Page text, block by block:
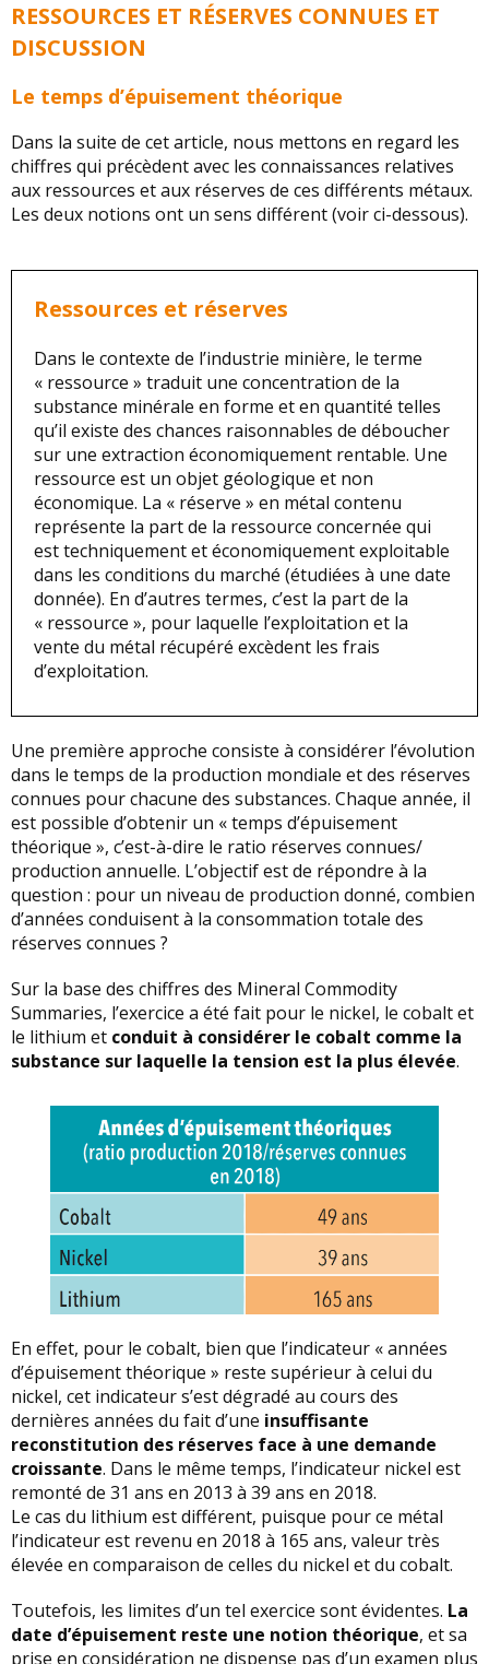
RESSOURCES ET RÉSERVES CONNUES ET
DISCUSSION
Le temps d’épuisement théorique
Dans la suite de cet article, nous mettons en regard les
chiffres qui précèdent avec les connaissances relatives
aux ressources et aux réserves de ces différents métaux.
Les deux notions ont un sens différent (voir ci-dessous).
Ressources et réserves
Dans le contexte de l’industrie minière, le terme
« ressource » traduit une concentration de la
substance minérale en forme et en quantité telles
qu’il existe des chances raisonnables de déboucher
sur une extraction économiquement rentable. Une
ressource est un objet géologique et non
économique. La « réserve » en métal contenu
représente la part de la ressource concernée qui
est techniquement et économiquement exploitable
dans les conditions du marché (étudiées à une date
donnée). En d’autres termes, c’est la part de la
« ressource », pour laquelle l’exploitation et la
vente du métal récupéré excèdent les frais
d’exploitation.
Une première approche consiste à considérer l’évolution
dans le temps de la production mondiale et des réserves
connues pour chacune des substances. Chaque année, il
est possible d’obtenir un « temps d’épuisement
théorique », c’est-à-dire le ratio réserves connues/
production annuelle. L’objectif est de répondre à la
question : pour un niveau de production donné, combien
d’années conduisent à la consommation totale des
réserves connues ?
Sur la base des chiffres des Mineral Commodity
Summaries, l’exercice a été fait pour le nickel, le cobalt et
le lithium et conduit à considérer le cobalt comme la
substance sur laquelle la tension est la plus élevée.
En effet, pour le cobalt, bien que l’indicateur « années
d’épuisement théorique » reste supérieur à celui du
nickel, cet indicateur s’est dégradé au cours des
dernières années du fait d’une insuffisante
reconstitution des réserves face à une demande
croissante. Dans le même temps, l’indicateur nickel est
remonté de 31 ans en 2013 à 39 ans en 2018.
Le cas du lithium est différent, puisque pour ce métal
l’indicateur est revenu en 2018 à 165 ans, valeur très
élevée en comparaison de celles du nickel et du cobalt.
Toutefois, les limites d’un tel exercice sont évidentes. La
date d’épuisement reste une notion théorique, et sa
prise en considération ne dispense pas d’un examen plus